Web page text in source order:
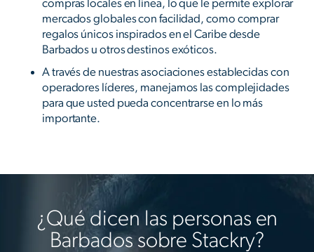
compras locales en línea, lo que le permite explorar
mercados globales con facilidad, como comprar
regalos únicos inspirados en el Caribe desde
Barbados u otros destinos exóticos.
A través de nuestras asociaciones establecidas con
operadores líderes, manejamos las complejidades
para que usted pueda concentrarse en lo más
importante.
¿Qué dicen las personas en
Barbados sobre Stackry?